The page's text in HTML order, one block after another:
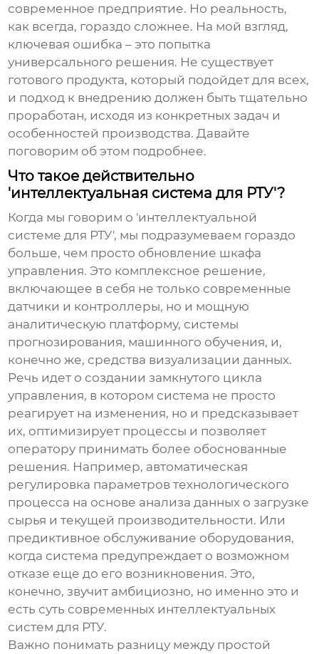
современное предприятие. Но реальность,
как всегда, гораздо сложнее. На мой взгляд,
ключевая ошибка – это попытка
универсального решения. Не существует
готового продукта, который подойдет для всех,
и подход к внедрению должен быть тщательно
проработан, исходя из конкретных задач и
особенностей производства. Давайте
поговорим об этом подробнее.
Что такое действительно
'интеллектуальная система для РТУ'?
Когда мы говорим о 'интеллектуальной
системе для РТУ', мы подразумеваем гораздо
больше, чем просто обновление шкафа
управления. Это комплексное решение,
включающее в себя не только современные
датчики и контроллеры, но и мощную
аналитическую платформу, системы
прогнозирования, машинного обучения, и,
конечно же, средства визуализации данных.
Речь идет о создании замкнутого цикла
управления, в котором система не просто
реагирует на изменения, но и предсказывает
их, оптимизирует процессы и позволяет
оператору принимать более обоснованные
решения. Например, автоматическая
регулировка параметров технологического
процесса на основе анализа данных о загрузке
сырья и текущей производительности. Или
предиктивное обслуживание оборудования,
когда система предупреждает о возможном
отказе еще до его возникновения. Это,
конечно, звучит амбициозно, но именно это и
есть суть современных интеллектуальных
систем для РТУ.
Важно понимать разницу между простой